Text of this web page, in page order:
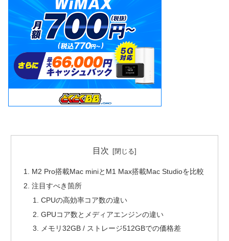
目次
M2 Pro搭載Mac miniとM1 Max搭載Mac Studioを比較
注目すべき箇所
CPUの高効率コア数の違い
GPUコア数とメディアエンジンの違い
メモリ32GB / ストレージ512GBでの価格差